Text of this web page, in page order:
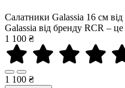
Салатники Galassia 16 см
Galassia від бренду RCR – це
1 100 ₴
1 100 ₴